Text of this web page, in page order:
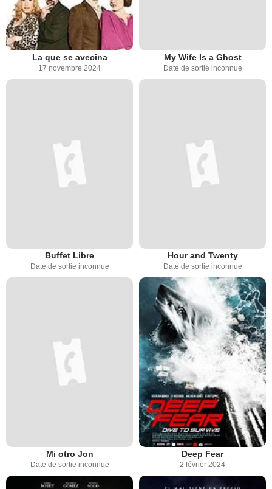
La que se avecina
17 novembre 2024
My Wife Is a Ghost
Date de sortie inconnue
Buffet Libre
Date de sortie inconnue
Hour and Twenty
Date de sortie inconnue
Mi otro Jon
Date de sortie inconnue
Deep Fear
2 février 2024